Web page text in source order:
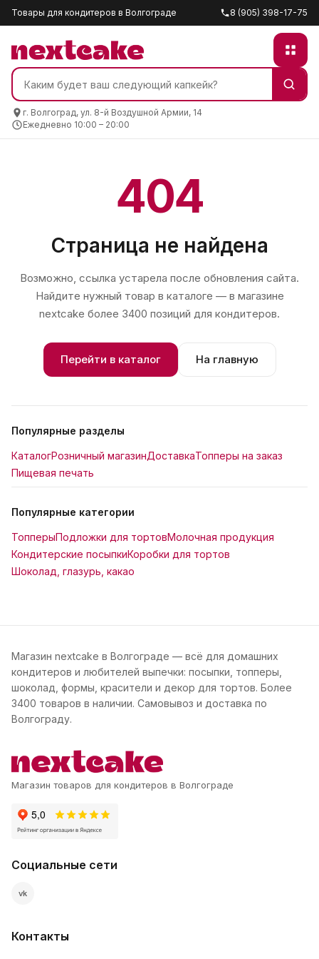
Товары для кондитеров в Волгограде 8 (905) 398-17-75
г. Волгоград, ул. 8-й Воздушной Армии, 14
Ежедневно 10:00 – 20:00
404
Страница не найдена
Возможно, ссылка устарела после обновления сайта.
Найдите нужный товар в каталоге — в магазине
nextcake более 3400 позиций для кондитеров.
Перейти в каталог На главную
Популярные разделы
КаталогРозничный магазинДоставкаТопперы на заказ
Пищевая печать
Популярные категории
ТопперыПодложки для тортовМолочная продукция
Кондитерские посыпкиКоробки для тортов
Шоколад, глазурь, какао
Магазин nextcake в Волгограде — всё для домашних
кондитеров и любителей выпечки: посыпки, топперы,
шоколад, формы, красители и декор для тортов. Более
3400 товаров в наличии. Самовывоз и доставка по
Волгограду.
Магазин товаров для кондитеров в Волгограде
Социальные сети
vk
Контакты